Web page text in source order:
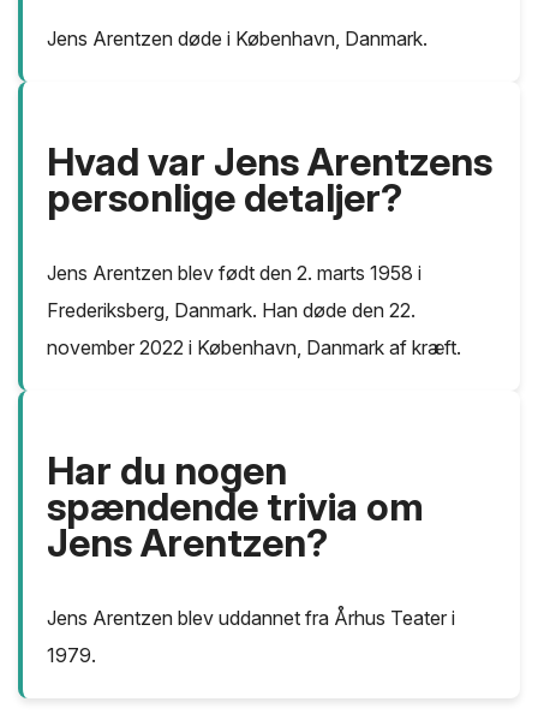
Jens Arentzen døde i København, Danmark.
Hvad var Jens Arentzens
personlige detaljer?
Jens Arentzen blev født den 2. marts 1958 i
Frederiksberg, Danmark. Han døde den 22.
november 2022 i København, Danmark af kræft.
Har du nogen
spændende trivia om
Jens Arentzen?
Jens Arentzen blev uddannet fra Århus Teater i
1979.